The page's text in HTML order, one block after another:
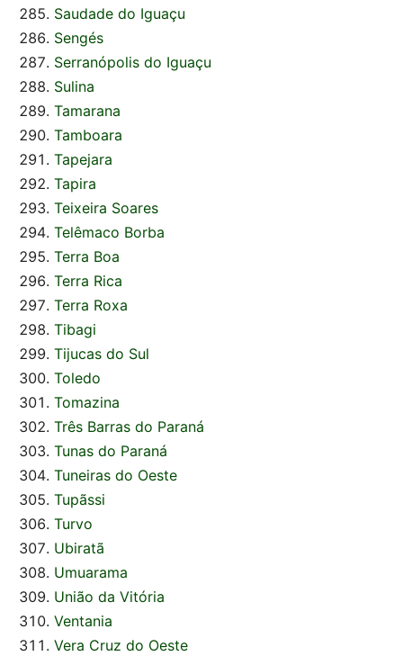
Saudade do Iguaçu
Sengés
Serranópolis do Iguaçu
Sulina
Tamarana
Tamboara
Tapejara
Tapira
Teixeira Soares
Telêmaco Borba
Terra Boa
Terra Rica
Terra Roxa
Tibagi
Tijucas do Sul
Toledo
Tomazina
Três Barras do Paraná
Tunas do Paraná
Tuneiras do Oeste
Tupãssi
Turvo
Ubiratã
Umuarama
União da Vitória
Ventania
Vera Cruz do Oeste